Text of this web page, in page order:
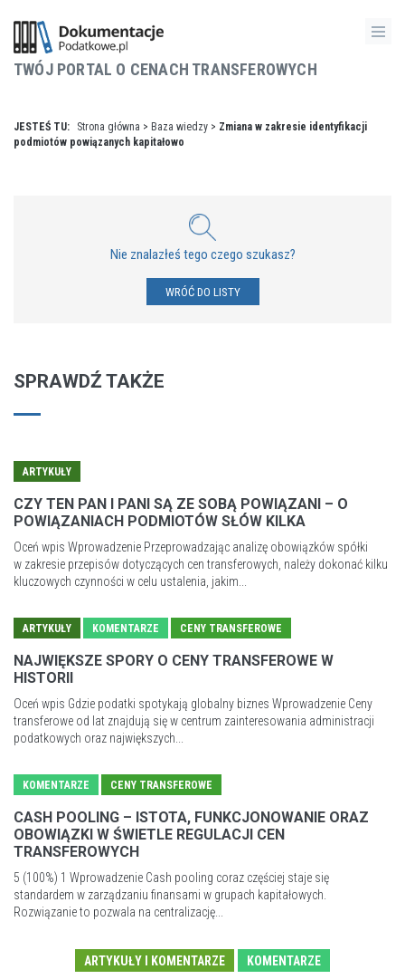
TWÓJ PORTAL O CENACH TRANSFEROWYCH
JESTEŚ TU: Strona główna > Baza wiedzy > Zmiana w zakresie identyfikacji
podmiotów powiązanych kapitałowo
Nie znalazłeś tego czego szukasz?
WRÓĆ DO LISTY
SPRAWDŹ TAKŻE
ARTYKUŁY
CZY TEN PAN I PANI SĄ ZE SOBĄ POWIĄZANI – O
POWIĄZANIACH PODMIOTÓW SŁÓW KILKA
Oceń wpis Wprowadzenie Przeprowadzając analizę obowiązków spółki
w zakresie przepisów dotyczących cen transferowych, należy dokonać kilku
kluczowych czynności w celu ustalenia, jakim...
ARTYKUŁY KOMENTARZE CENY TRANSFEROWE
NAJWIĘKSZE SPORY O CENY TRANSFEROWE W
HISTORII
Oceń wpis Gdzie podatki spotykają globalny biznes Wprowadzenie Ceny
transferowe od lat znajdują się w centrum zainteresowania administracji
podatkowych oraz największych...
KOMENTARZE CENY TRANSFEROWE
CASH POOLING – ISTOTA, FUNKCJONOWANIE ORAZ
OBOWIĄZKI W ŚWIETLE REGULACJI CEN
TRANSFEROWYCH
5 (100%) 1 Wprowadzenie Cash pooling coraz częściej staje się
standardem w zarządzaniu finansami w grupach kapitałowych.
Rozwiązanie to pozwala na centralizację...
ARTYKUŁY I KOMENTARZE KOMENTARZE